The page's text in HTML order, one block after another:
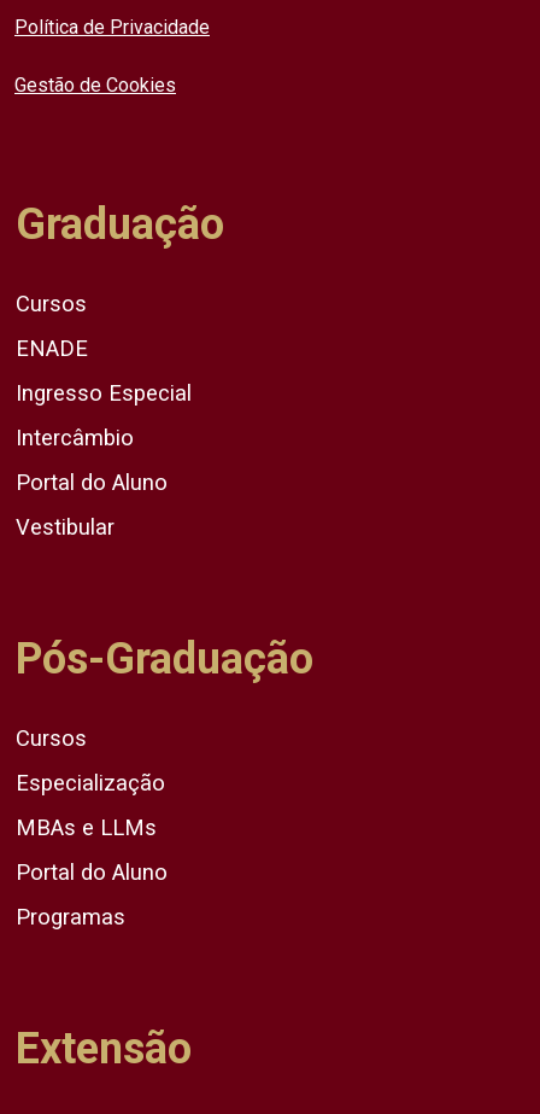
Política de Privacidade
Gestão de Cookies
Graduação
Cursos
ENADE
Ingresso Especial
Intercâmbio
Portal do Aluno
Vestibular
Pós-Graduação
Cursos
Especialização
MBAs e LLMs
Portal do Aluno
Programas
Extensão